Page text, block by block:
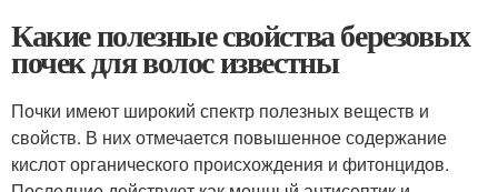
Какие полезные свойства березовых
почек для волос известны
Почки имеют широкий спектр полезных веществ и
свойств. В них отмечается повышенное содержание
кислот органического происхождения и фитонцидов.